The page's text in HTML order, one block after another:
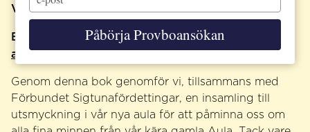
Vi firar lanseringen av boken Aulan: Minnen!
Boka ditt deltagande snarast genom att
anmälan här.
Genom denna bok genomför vi, tillsammans med
Förbundet Sigtunafördettingar, en insamling till
utsmyckning i vår nya aula för att påminna oss om
your
email
Påbörja Provboansökan